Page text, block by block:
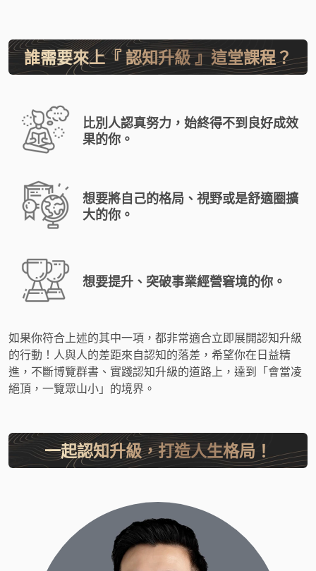
誰需要來上『 認知升級 』這堂課程？
比別人認真努力，始終得不到良好成效
果的你。
想要將自己的格局、視野或是舒適圈擴
大的你。
想要提升、突破事業經營窘境的你。
如果你符合上述的其中一項，都非常適合立即展開認知升級
的行動！人與人的差距來自認知的落差，希望你在日益精
進，不斷博覽群書、實踐認知升級的道路上，達到「會當凌
絕頂，一覽眾山小」的境界。
一起認知升級，打造人生格局！